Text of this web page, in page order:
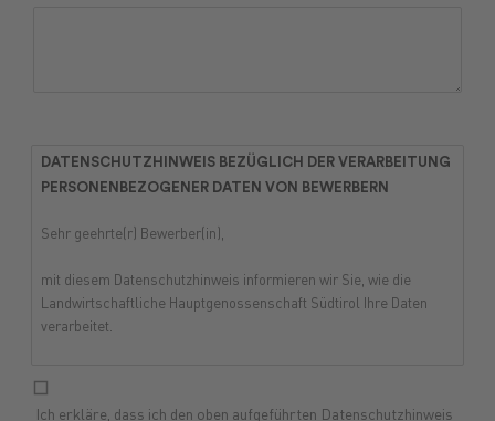
DATENSCHUTZHINWEIS BEZÜGLICH DER VERARBEITUNG
PERSONENBEZOGENER DATEN VON BEWERBERN
Sehr geehrte(r) Bewerber(in),
mit diesem Datenschutzhinweis informieren wir Sie, wie die
Landwirtschaftliche Hauptgenossenschaft Südtirol Ihre Daten
verarbeitet.
Ich erkläre, dass ich den oben aufgeführten Datenschutzhinweis